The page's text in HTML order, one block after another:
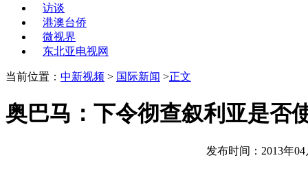
访谈
港澳台侨
微视界
东北亚电视网
当前位置： 中新视频 > 国际新闻 >正文
奥巴马：下令彻查叙利亚是否
发布时间：2013年04